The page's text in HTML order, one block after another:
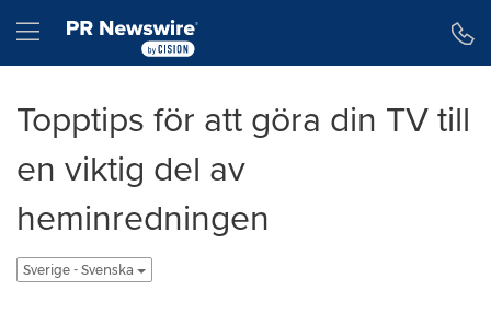
Hamburger menu
Topptips för att göra din TV till
en viktig del av
heminredningen
Sverige - Svenska